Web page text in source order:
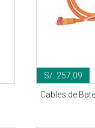
S/. 257,09
Cables de